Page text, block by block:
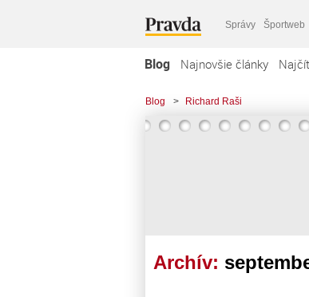
Správy Športweb
Blog Najnovšie články
Blog > Richard Raši
Archív: